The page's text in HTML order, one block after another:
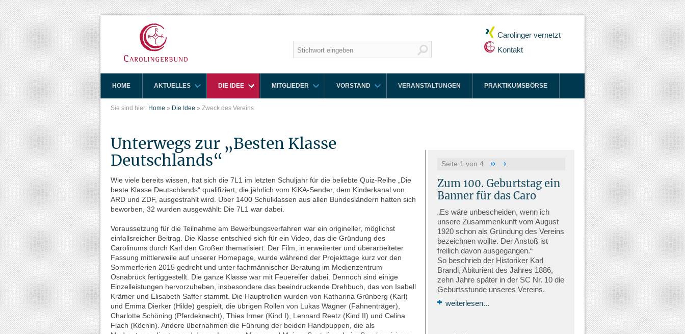
Carolinger vernetzt
Kontakt
HOME AKTUELLES DIE IDEE MITGLIEDER VORSTAND VERANSTALTUNGEN PRAKTIKUMSBÖRSE
Sie sind hier: Home » Die Idee » Zweck des Vereins
Unterwegs zur „Besten Klasse
Deutschlands“
Wie viele bereits wissen, hat sich die 7L1 im letzten Schuljahr für die beliebte Quiz-Reihe „Die
beste Klasse Deutschlands“ qualifiziert, die jährlich vom KiKA-Sender, dem Kinderkanal von
ARD und ZDF, ausgestrahlt wird. Über 1400 Schulklassen aus allen Bundesländern hatten sich
beworben, 32 wurden ausgewählt: Die 7L1 war dabei.
Voraussetzung für die Teilnahme am Bewerbungsverfahren war ein origineller, möglichst
einfallsreicher Beitrag. Die Klasse entschied sich für ein Video, das die Gründung des
Carolinums durch Karl den Großen thematisiert. Der Film, in erweiterter und überarbeiteter
Fassung mittlerweile auf unserer Homepage, wurde während der Projekttage kurz vor den
Sommerferien 2015 gedreht und unter fachmännischer Beratung im Medienzentrum
Osnabrück fertiggestellt. Die ganze Klasse war mit Feuereifer dabei. Dennoch sind einige
Einzelleistungen hervorzuheben, insbesondere das beeindruckende Drehbuch, das von Isabell
Krämer und Elisabeth Saffer stammt. Die Hauptrollen wurden von Katharina Grünberg (Karl)
und Emma Dierker (Hilde) gespielt, die übrigen Rollen von Lukas Wagner (Fahnenträger),
Charlotte Schöning (Pferdeknecht), Thies Irmer (Kind I), Lennard Reetz (Kind II) und Celina
Flach (Köchin). Andere übernahmen die Führung der beiden Handpuppen, die als
Seite 1 von 4
Zum 100. Geburtstag ein
Banner für das Caro
„Es wäre unbescheiden, wenn ich
unsere Zusammenkunft vom August
1920 schon als Gründung des Vereins
bezeichnen wollte. Der Anstoß ist
freilich davon ausgegangen.“
So beschrieb der Historiker Karl
Brandi, Abiturient des Jahres 1886,
zehn Jahre später in der SC Nr. 10 die
Geburtsstunde unseres Vereins.
weiterlesen...